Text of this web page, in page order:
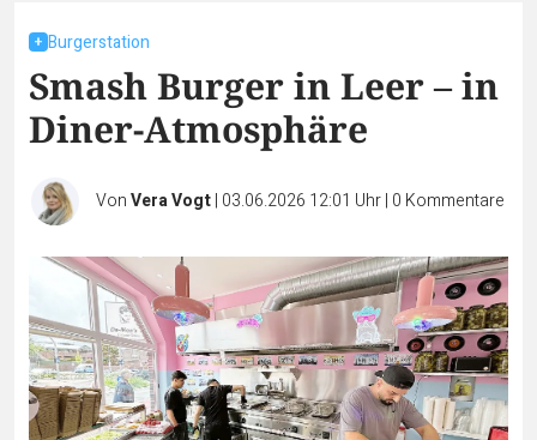
Burgerstation
Smash Burger in Leer – in
Diner-Atmosphäre
VonVera Vogt| 03.06.2026 12:01 Uhr| 0 Kommentare